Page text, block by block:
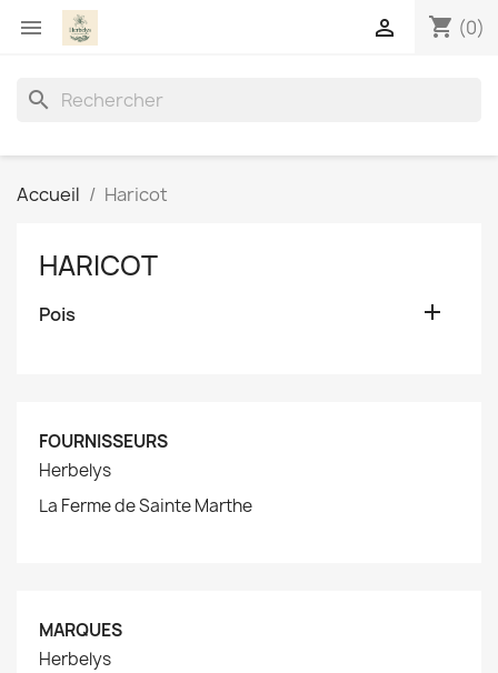
 shopping_cart (0)

search
Accueil Haricot
HARICOT
Pois 
FOURNISSEURS
Herbelys
La Ferme de Sainte Marthe
MARQUES
Herbelys